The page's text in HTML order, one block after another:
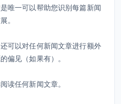
唯一可以帮助您识别每篇新闻
。
可以对任何新闻文章进行额外
偏见（如果有）。
读任何新闻文章。